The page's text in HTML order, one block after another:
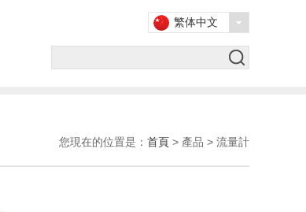
繁体中文
您現在的位置是： 首頁 > 產品 > 流量計